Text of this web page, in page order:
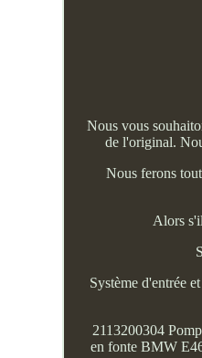
Nous vous
de l'original.
Nous ferons
Alors
Système d'entrée
2113200304
en fonte BMW